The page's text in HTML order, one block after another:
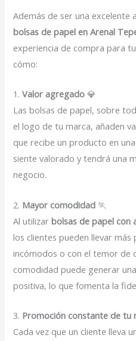
Además de ser una excelente
bolsas de papel en Arenal
experiencia de compra para
cómo:
1.Valor agregado 💎
Las bolsas de papel, sobre
el logo de tu marca, añaden
que recibe un producto en
siente valorado y tendrá una
negocio.
2. Mayor comodidad 🏃
Al utilizarbolsas de papel con
los clientes pueden llevar
incómodos o con el temor de
comodidad puede generar
positiva, lo que fomenta la
3. Promoción constante de tu
Cada vez que un cliente lleva